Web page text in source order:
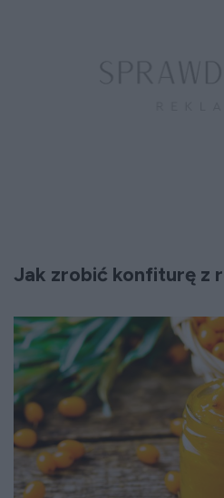
Jak zrobić konfiturę z